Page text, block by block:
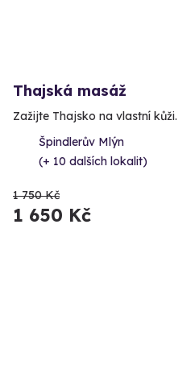
Thajská masáž
Zažijte Thajsko na vlastní kůži.
Špindlerův Mlýn
(+ 10 dalších lokalit)
1 750 Kč
1 650 Kč